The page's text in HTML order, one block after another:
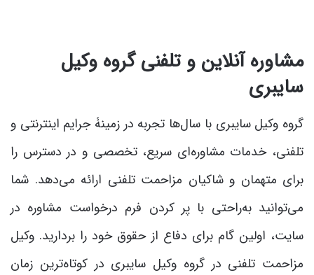
مشاوره آنلاین و تلفنی گروه وکیل
سایبری
گروه وکیل سایبری با سال‌ها تجربه در زمینۀ جرایم اینترنتی و
تلفنی، خدمات مشاوره‌ای سریع، تخصصی و در دسترس را
برای متهمان و شاکیان مزاحمت تلفنی ارائه می‌دهد. شما
می‌توانید به‌راحتی با پر کردن فرم درخواست مشاوره در
سایت، اولین گام برای دفاع از حقوق خود را بردارید. وکیل
مزاحمت تلفنی در گروه وکیل سایبری در کوتاه‌ترین زمان